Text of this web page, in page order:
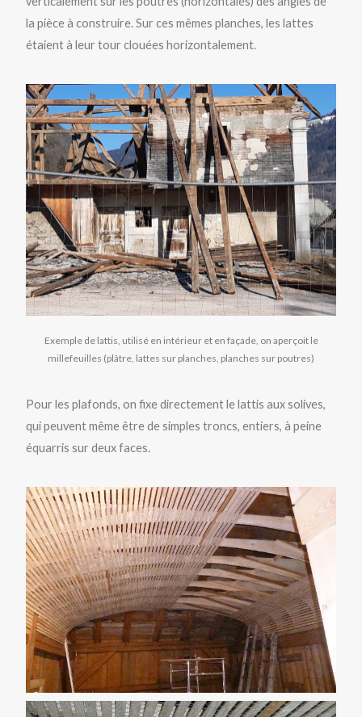
la pièce à construire. Sur ces mêmes planches, les lattes
étaient à leur tour clouées horizontalement.
Exemple de lattis, utilisé en intérieur et en façade, on aperçoit le
millefeuilles (plâtre, lattes sur planches, planches sur poutres)
Pour les plafonds, on fixe directement le lattis aux solives,
qui peuvent même être de simples troncs, entiers, à peine
équarris sur deux faces.